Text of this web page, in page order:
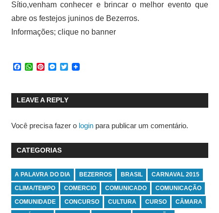
Sítio,venham conhecer e brincar o melhor evento que
abre os festejos juninos de Bezerros.
Informações; clique no banner
Facebook
WhatsApp
Pinterest
Messenger
Twitter
LEAVE A REPLY
Você precisa fazer o loginpara publicar um comentário.
CATEGORIAS
A PALAVRA DO DIA BEZERROS BRASIL CARNAVAL 2015
CLIMA/TEMPO COMERCIO COMUNICADO COMUNICAÇÃO
COMUNIDADE CONCURSO CULTURA CURSO CÂMARA